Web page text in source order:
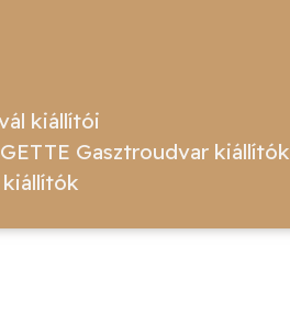
kiállítói
Gasztroudvar kiállítók